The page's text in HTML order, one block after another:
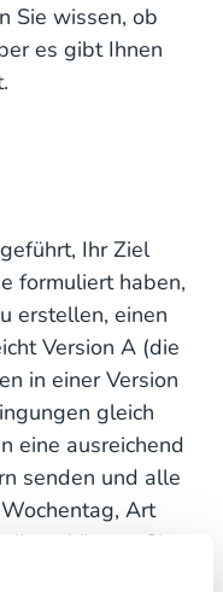
Sie wissen, ob
es gibt Ihnen
Ihr Ziel
formuliert haben,
erstellen, einen
Version A (die
in einer Version
gleich
eine ausreichend
senden und alle
Art
können Sie
ob die